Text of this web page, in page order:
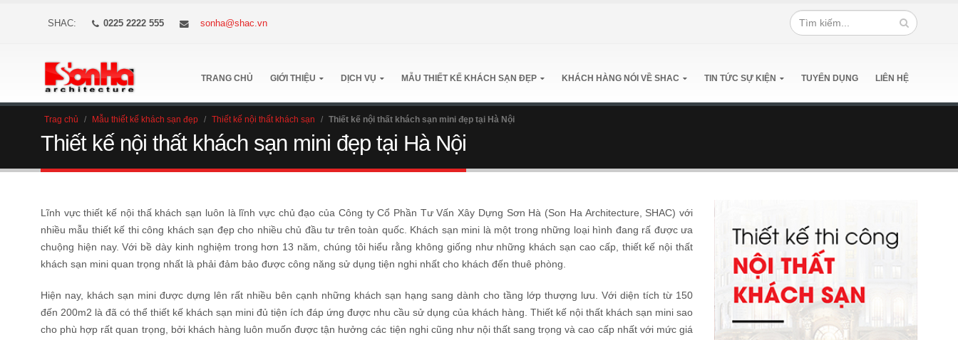
SHAC: 0225 2222 555 sonha@shac.vn
TRANG CHỦ GIỚI THIỆU DỊCH VỤ MẪU THIẾT KẾ KHÁCH SẠN ĐẸP KHÁCH HÀNG NÓI VỀ SHAC TIN TỨC SỰ KIỆN TUYỂN DỤNG LIÊN HỆ
Trag chủ / Mẫu thiết kế khách sạn đẹp / Thiết kế nội thất khách sạn / Thiết kế nội thất khách sạn mini đẹp tại Hà Nội
Thiết kế nội thất khách sạn mini đẹp tại Hà Nội
Lĩnh vực thiết kế nội thấ khách sạn luôn là lĩnh vực chủ đạo của Công ty Cổ Phần Tư Vấn Xây Dựng Sơn Hà (Son Ha Architecture, SHAC) với
nhiều mẫu thiết kế thi công khách sạn đẹp cho nhiều chủ đầu tư trên toàn quốc. Khách sạn mini là một trong những loại hình đang rấ được ưa
chuộng hiện nay. Với bề dày kinh nghiệm trong hơn 13 năm, chúng tôi hiểu rằng không giống như những khách sạn cao cấp, thiết kế nội thất
khách sạn mini quan trọng nhất là phải đảm bảo được công năng sử dụng tiện nghi nhất cho khách đến thuê phòng.
Hiện nay, khách sạn mini được dựng lên rất nhiều bên cạnh những khách sạn hạng sang dành cho tầng lớp thượng lưu. Với diện tích từ 150
đến 200m2 là đã có thể thiết kế khách sạn mini đủ tiện ích đáp ứng được nhu cầu sử dụng của khách hàng. Thiết kế nội thất khách sạn mini sao
cho phù hợp rất quan trọng, bởi khách hàng luôn muốn được tận hưởng các tiện nghi cũng như nội thất sang trọng và cao cấp nhất với mức giá